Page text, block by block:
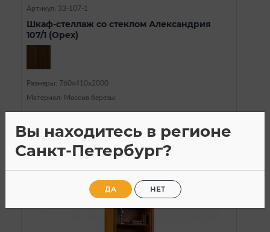
Артикул: 33-107-1
Шкаф-стеллаж со стеклом Александрия
107/1 (Орех)
Размеры: 760х410х2000
Материал: Массив березы
Вы находитесь в регионе
Санкт-Петербург?
ДА НЕТ